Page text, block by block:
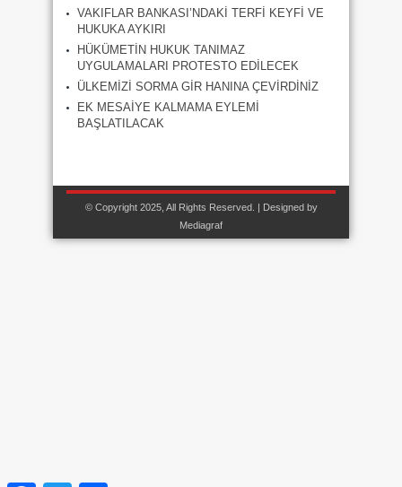
VAKIFLAR BANKASI’NDAKİ TERFİ KEYFİ VE
HUKUKA AYKIRI
HÜKÜMETİN HUKUK TANIMAZ
UYGULAMALARI PROTESTO EDİLECEK
ÜLKEMİZİ SORMA GİR HANINA ÇEVİRDİNİZ
EK MESAİYE KALMAMA EYLEMİ
BAŞLATILACAK
© Copyright 2025, All Rights Reserved. | Designed by
Mediagraf